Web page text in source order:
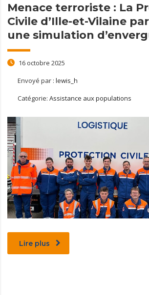
Menace terroriste : La
Civile d’Ille-et-Vilaine
une simulation
16 octobre 2025
Envoyé par : lewis_h
Catégorie: Assistance aux populations
Lire plus